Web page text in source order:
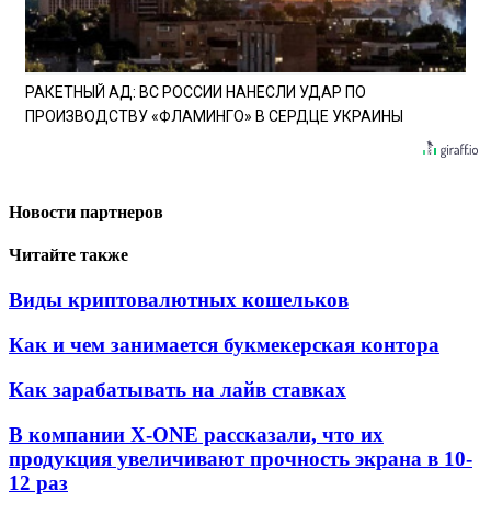
РАКЕТНЫЙ АД: ВС РОССИИ НАНЕСЛИ УДАР ПО
ПРОИЗВОДСТВУ «ФЛАМИНГО» В СЕРДЦЕ УКРАИНЫ
Новости партнеров
Читайте также
Виды криптовалютных кошельков
Как и чем занимается букмекерская контора
Как зарабатывать на лайв ставках
В компании X-ONE рассказали, что их
продукция увеличивают прочность экрана в 10-
12 раз